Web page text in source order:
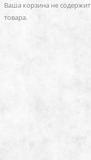
Ваша корзина не содержит
товара.